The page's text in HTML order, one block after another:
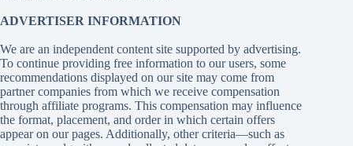
ADVERTISER INFORMATION
We are an independent content site supported by advertising.
To continue providing free information to our users, some
recommendations displayed on our site may come from
partner companies from which we receive compensation
through affiliate programs. This compensation may influence
the format, placement, and order in which certain offers
appear on our pages. Additionally, other criteria—such as